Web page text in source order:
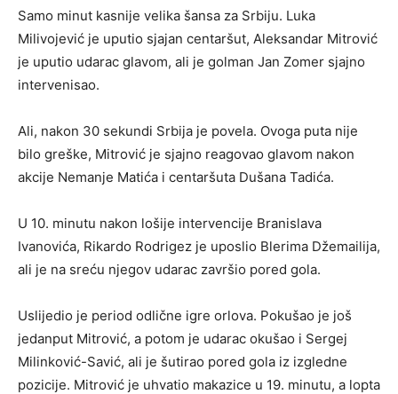
Samo minut kasnije velika šansa za Srbiju. Luka
Milivojević je uputio sjajan centaršut, Aleksandar Mitrović
je uputio udarac glavom, ali je golman Jan Zomer sjajno
intervenisao.
Ali, nakon 30 sekundi Srbija je povela. Ovoga puta nije
bilo greške, Mitrović je sjajno reagovao glavom nakon
akcije Nemanje Matića i centaršuta Dušana Tadića.
U 10. minutu nakon lošije intervencije Branislava
Ivanovića, Rikardo Rodrigez je uposlio Blerima Džemailija,
ali je na sreću njegov udarac završio pored gola.
Uslijedio je period odlične igre orlova. Pokušao je još
jedanput Mitrović, a potom je udarac okušao i Sergej
Milinković-Savić, ali je šutirao pored gola iz izgledne
pozicije. Mitrović je uhvatio makazice u 19. minutu, a lopta